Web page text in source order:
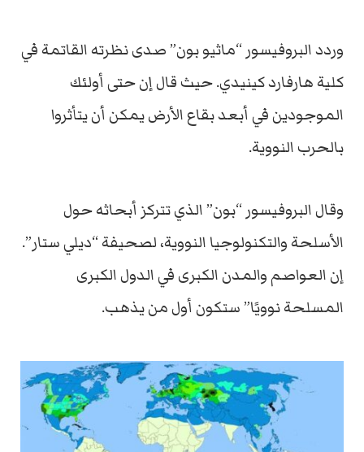
وردد البروفيسور “ماثيو بون” صدى نظرته القاتمة في
كلية هارفارد كينيدي. حيث قال إن حتى أولئك
الموجودين في أبعد بقاع الأرض يمكن أن يتأثروا
بالحرب النووية.
وقال البروفيسور “بون” الذي تتركز أبحاثه حول
الأسلحة والتكنولوجيا النووية، لصحيفة “ديلي ستار”.
إن العواصم والمدن الكبرى في الدول الكبرى
المسلحة نوويًا” ستكون أول من يذهب.